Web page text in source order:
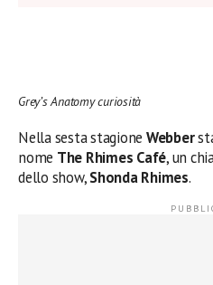
Grey’s Anatomy curiosità
Nella sesta stagione Webber
nome The Rhimes Café, un
dello show,Shonda Rhimes.